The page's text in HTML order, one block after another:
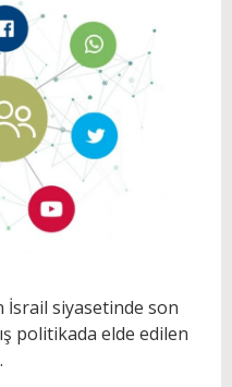
İsrail siyasetinde son
politikada elde edilen